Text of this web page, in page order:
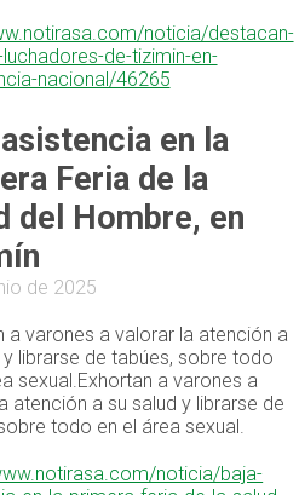
noticia/destacan-
de-tizimin-en-
nacional/46265
en la
Feria de la
del Hombre, en
de 2025
a varones a valorar la atención a
y librarse de tabúes, sobre todo
sexual.Exhortan a varones a
atención a su salud y librarse de
todo en el área sexual.
noticia/baja-